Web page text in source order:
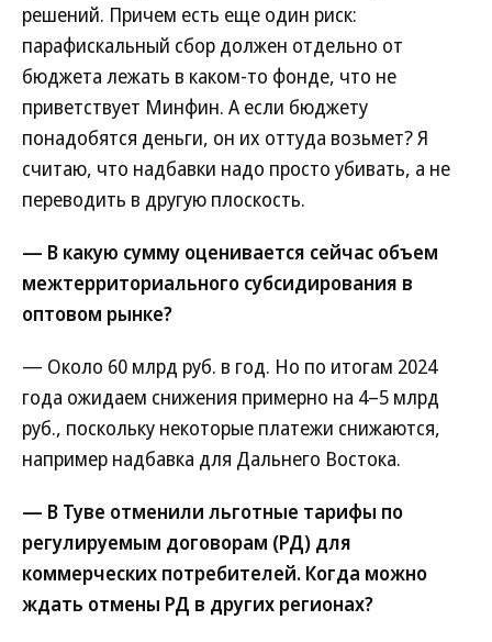
решений. Причем есть еще один риск:
парафискальный сбор должен отдельно от
бюджета лежать в каком-то фонде, что не
приветствует Минфин. А если бюджету
понадобятся деньги, он их оттуда возьмет? Я
считаю, что надбавки надо просто убивать, а не
переводить в другую плоскость.
— В какую сумму оценивается сейчас объем
межтерриториального субсидирования в
оптовом рынке?
— Около 60 млрд руб. в год. Но по итогам 2024
года ожидаем снижения примерно на 4–5 млрд
руб., поскольку некоторые платежи снижаются,
например надбавка для Дальнего Востока.
— В Туве отменили льготные тарифы по
регулируемым договорам (РД) для
коммерческих потребителей. Когда можно
ждать отмены РД в других регионах?